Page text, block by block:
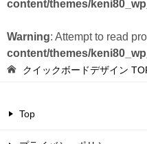
content/themes/
Warning: Attempt to read
content/themes/
クイックボードデザイン
Top